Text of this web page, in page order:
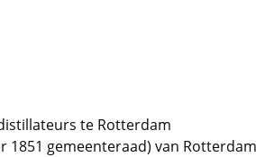
te Rotterdam
1851 gemeenteraad) van